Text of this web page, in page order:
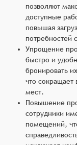
позволяют
доступные
повышая
потребностей
Упрощение
быстро и
бронировать
что сокращает
мест.
Повышение
сотрудники
помещений,